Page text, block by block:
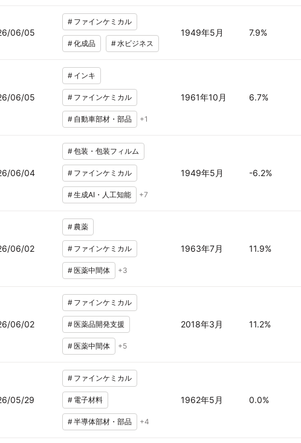
06/05
# ファインケミカル
#化成品 #水ビジネス
1949年5月 7.9%
06/05
# インキ
# ファインケミカル
# 自動車部材・部品 +1
1961年10月 6.7%
06/04
#包装・包装フィルム
# ファインケミカル
#生成AI・人工知能 +7
1949年5月 -6.2%
06/02
# 農薬
# ファインケミカル
#医薬中間体 +3
1963年7月 11.9%
06/02
# ファインケミカル
#医薬品開発支援
#医薬中間体 +5
2018年3月 11.2%
05/29
# ファインケミカル
# 電子材料
#半導体部材・部品 +4
1962年5月 0.0%